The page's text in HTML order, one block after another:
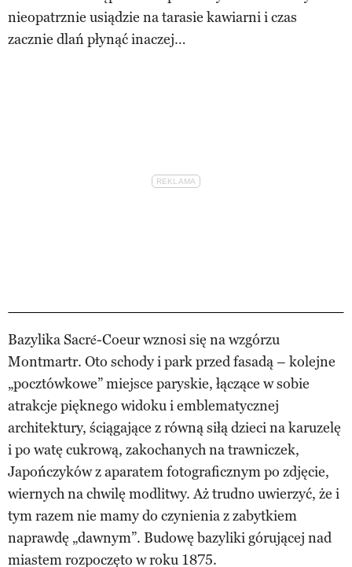
nieopatrznie usiądzie na tarasie kawiarni i czas
zacznie dlań płynąć inaczej…
Bazylika Sacré-Coeur wznosi się na wzgórzu
Montmartr. Oto schody i park przed fasadą – kolejne
„pocztówkowe” miejsce paryskie, łączące w sobie
atrakcje pięknego widoku i emblematycznej
architektury, ściągające z równą siłą dzieci na karuzelę
i po watę cukrową, zakochanych na trawniczek,
Japończyków z aparatem fotograficznym po zdjęcie,
wiernych na chwilę modlitwy. Aż trudno uwierzyć, że i
tym razem nie mamy do czynienia z zabytkiem
naprawdę „dawnym”. Budowę bazyliki górującej nad
miastem rozpoczęto w roku 1875.